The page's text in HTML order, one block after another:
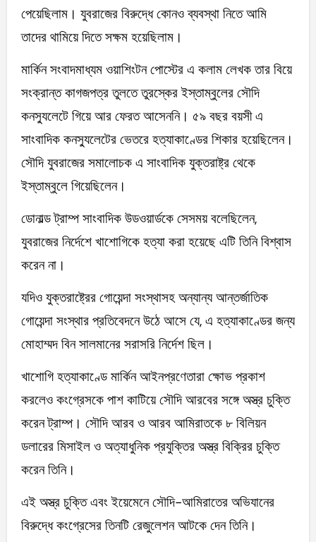
পেয়েছিলাম। যুবরাজের বিরুদ্ধে কোনও ব্যবস্থা নিতে আমি
তাদের থামিয়ে দিতে সক্ষম হয়েছিলাম।
মার্কিন সংবাদমাধ্যম ওয়াশিংটন পোস্টের এ কলাম লেখক তার বিয়ে
সংক্রান্ত কাগজপত্র তুলতে তুরস্কের ইস্তাম্বুলের সৌদি
কনস্যুলেটে গিয়ে আর ফেরত আসেননি। ৫৯ বছর বয়সী এ
সাংবাদিক কনস্যুলেটের ভেতরে হত্যাকাণ্ডের শিকার হয়েছিলেন।
সৌদি যুবরাজের সমালোচক এ সাংবাদিক যুক্তরাষ্ট্র থেকে
ইস্তাম্বুলে গিয়েছিলেন।
ডোনাল্ড ট্রাম্প সাংবাদিক উডওয়ার্ডকে সেসময় বলেছিলেন,
যুবরাজের নির্দেশে খাশোগিকে হত্যা করা হয়েছে এটি তিনি বিশ্বাস
করেন না।
যদিও যুক্তরাষ্ট্রের গোয়েন্দা সংস্থাসহ অন্যান্য আন্তর্জাতিক
গোয়েন্দা সংস্থার প্রতিবেদনে উঠে আসে যে, এ হত্যাকাণ্ডের জন্য
মোহাম্মদ বিন সালমানের সরাসরি নির্দেশ ছিল।
খাশোগি হত্যাকাণ্ডে মার্কিন আইনপ্রণেতারা ক্ষোভ প্রকাশ
করলেও কংগ্রেসকে পাশ কাটিয়ে সৌদি আরবের সঙ্গে অস্ত্র চুক্তি
করেন ট্রাম্প। সৌদি আরব ও আরব আমিরাতকে ৮ বিলিয়ন
ডলারের মিসাইল ও অত্যাধুনিক প্রযুক্তির অস্ত্র বিক্রির চুক্তি
করেন তিনি।
এই অস্ত্র চুক্তি এবং ইয়েমেনে সৌদি-আমিরাতের অভিযানের
বিরুদ্ধে কংগ্রেসের তিনটি রেজুলেশন আটকে দেন তিনি।